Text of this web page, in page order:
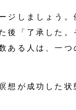
ジしましょう。
後「了承した。
ある人は、一つ
想が成功した状